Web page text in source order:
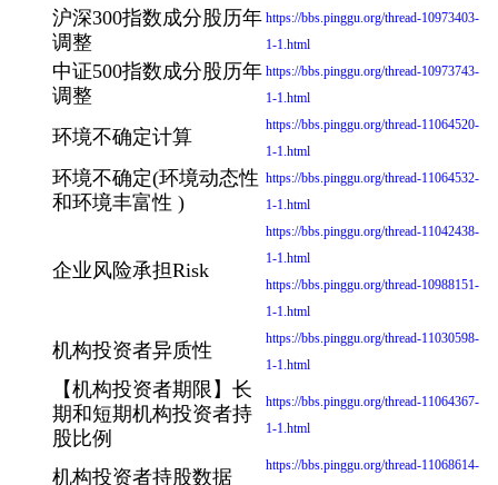
沪深300指数成分股历年
调整
https://bbs.pinggu.org/thread-10973403-
1-1.html
中证500指数成分股历年
调整
https://bbs.pinggu.org/thread-10973743-
1-1.html
环境不确定计算
https://bbs.pinggu.org/thread-11064520-
1-1.html
环境不确定(环境动态性
和环境丰富性 )
https://bbs.pinggu.org/thread-11064532-
1-1.html
企业风险承担Risk
https://bbs.pinggu.org/thread-11042438-
1-1.html
https://bbs.pinggu.org/thread-10988151-
1-1.html
机构投资者异质性
https://bbs.pinggu.org/thread-11030598-
1-1.html
【机构投资者期限】长
期和短期机构投资者持
股比例
https://bbs.pinggu.org/thread-11064367-
1-1.html
机构投资者持股数据
https://bbs.pinggu.org/thread-11068614-